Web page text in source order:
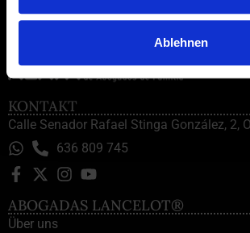
Ablehnen
KONTAKT
Calle Senador Rafael Stinga González, 2,
636 809 745
ABOGADAS LANCELOT®
Über uns